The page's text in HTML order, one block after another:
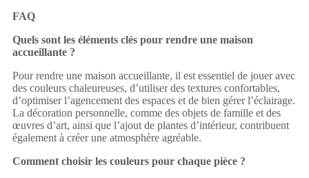
FAQ
Quels sont les éléments clés pour rendre une maison
accueillante ?
Pour rendre une maison accueillante, il est essentiel de jouer avec
des couleurs chaleureuses, d’utiliser des textures confortables,
d’optimiser l’agencement des espaces et de bien gérer l’éclairage.
La décoration personnelle, comme des objets de famille et des
œuvres d’art, ainsi que l’ajout de plantes d’intérieur, contribuent
également à créer une atmosphère agréable.
Comment choisir les couleurs pour chaque pièce ?